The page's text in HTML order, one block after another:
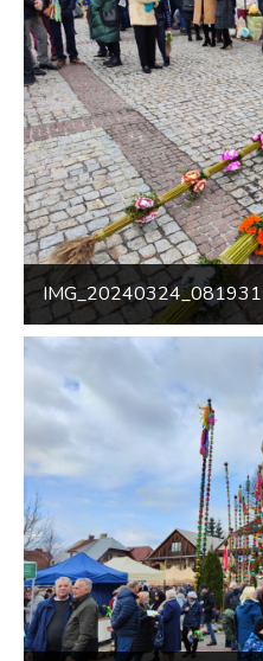
IMG_20240324_081931